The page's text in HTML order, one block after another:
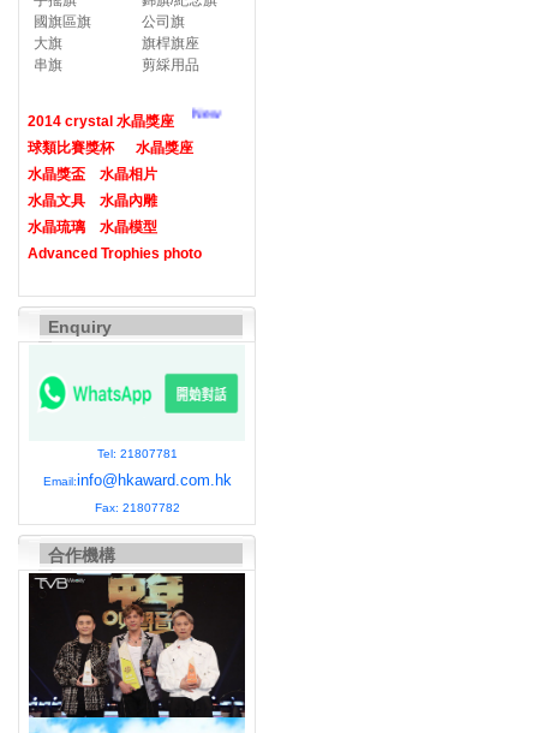
國旗區旗
公司旗
大旗
旗桿旗座
串旗
剪綵用品
2014 crystal 水晶獎座 New
球類比賽獎杯
水晶獎座
水晶獎盃
水晶相片
水晶文具
水晶內雕
水晶琉璃
水晶模型
Advanced Trophies photo
Enquiry
Tel: 21807781
Email:info@hkaward.com.hk
Fax: 21807782
合作機構